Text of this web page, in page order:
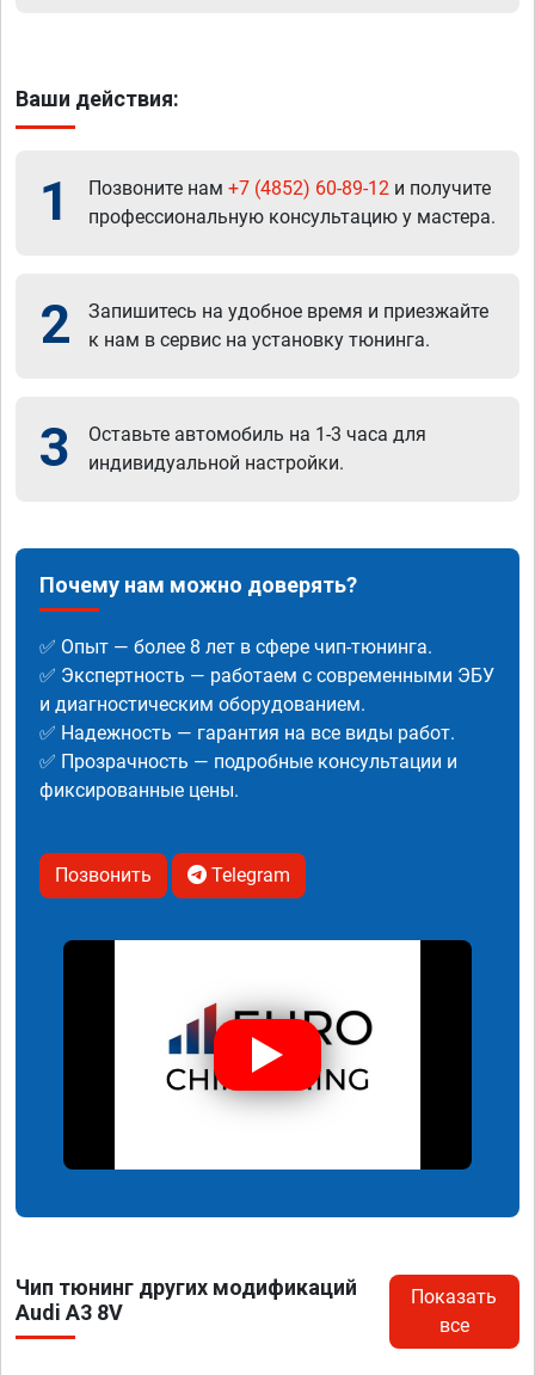
Ваши действия:
1 Позвоните нам +7 (4852) 60-89-12 и получите
профессиональную консультацию у мастера.
2
Запишитесь на удобное время и приезжайте
к нам в сервис на установку тюнинга.
3
Оставьте автомобиль на 1-3 часа для
индивидуальной настройки.
Почему нам можно доверять?
✅ Опыт — более 8 лет в сфере чип-тюнинга.
✅ Экспертность — работаем с современными ЭБУ
и диагностическим оборудованием.
✅ Надежность — гарантия на все виды работ.
✅ Прозрачность — подробные консультации и
фиксированные цены.
Позвонить Telegram
Чип тюнинг других модификаций
Audi A3 8V
Показать
все